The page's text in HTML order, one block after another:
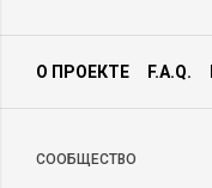
О ПРОЕКТЕ F.A.Q.
CООБЩЕСТВО